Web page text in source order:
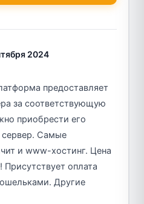
2024
предоставляет
за соответствующую
приобрести его
сервер. Самые
и www-хостинг. Цена
Присутствует оплата
Другие